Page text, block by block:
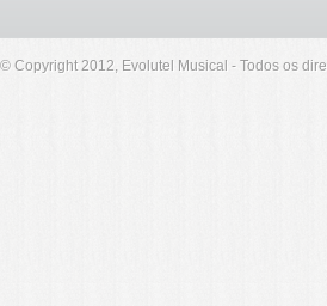
© Copyright 2012, Evolutel Musical - Todos os